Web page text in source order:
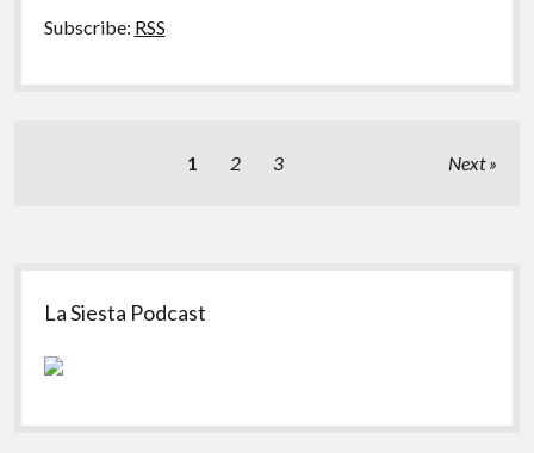
Subscribe: RSS
1 2 3 Next
Sidebar
La Siesta Podcast